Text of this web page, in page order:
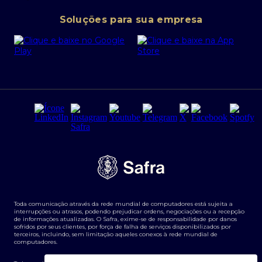
Portal da Privacidade
PRSAC
Regras e Parâmetros de Atuação Banco Safra
Segurança da Informação
Tarifas e serviços Pessoa Física
Transparência de remuneração
Termos e Condições para Portabilidade de Investimento
Cartão Safra Empresas
Empréstimo e financiamentos PJ
Derivativos
Agronegócios
Soluções para sua empresa
Toda comunicação através da rede mundial de computadores está sujeita a
interrupções ou atrasos, podendo prejudicar ordens, negociações ou a recepção
de informações atualizadas. O Safra, exime-se de responsabilidade por danos
sofridos por seus clientes, por força de falha de serviços disponibilizados por
terceiros, incluindo, sem limitação aqueles conexos à rede mundial de
computadores.